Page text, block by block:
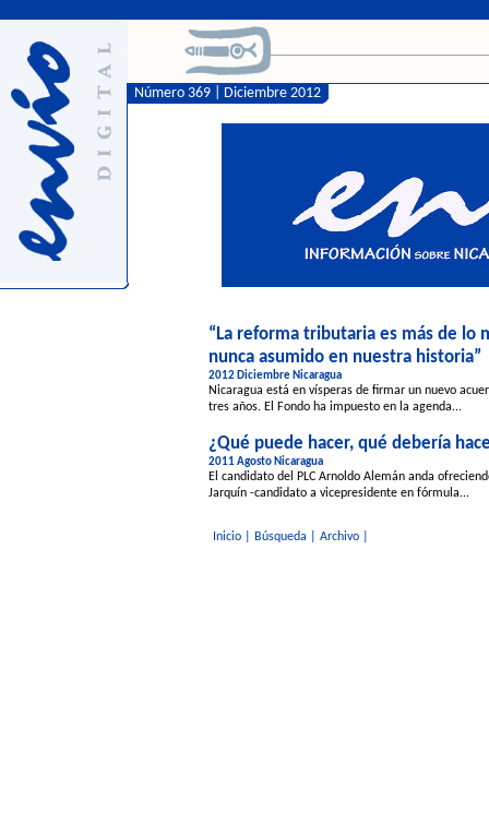
Número 369 | Diciembre 2012
“La reforma tributaria es más de lo
nunca asumido en nuestra historia”
2012 Diciembre Nicaragua
Nicaragua está en vísperas de firmar un nuevo
tres años. El Fondo ha impuesto en la agenda...
¿Qué puede hacer, qué debería
2011 Agosto Nicaragua
El candidato del PLC Arnoldo Alemán anda
Jarquín -candidato a vicepresidente en fórmula...
Inicio| Búsqueda Archivo|